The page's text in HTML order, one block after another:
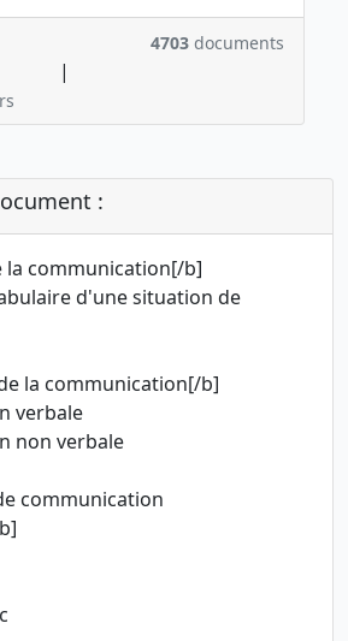
4703 documents
|
:
la communication[/b]
d'une situation de
la communication[/b]
verbale
non verbale
communication